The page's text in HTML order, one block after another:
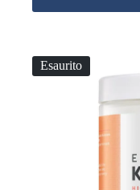
Esaurito